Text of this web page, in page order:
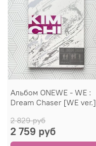
Альбом ONEWE - WE :
Dream Chaser [WE ver.]
2 829 руб
2 759 руб